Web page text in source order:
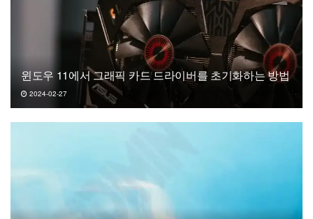
윈도우 11에서 그래픽 카드 드라이버를 초기화하는 방법
2024-02-27